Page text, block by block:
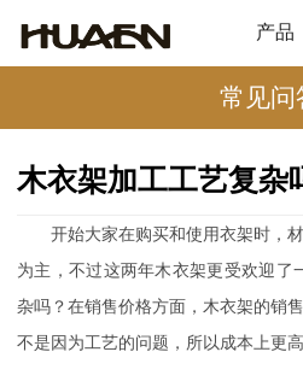
产品
常见问
木衣架加工工艺复杂
开始大家在购买和使用衣架时，
为主，不过这两年木衣架更受欢迎了
杂吗？在销售价格方面，木衣架的销
不是因为工艺的问题，所以成本上更